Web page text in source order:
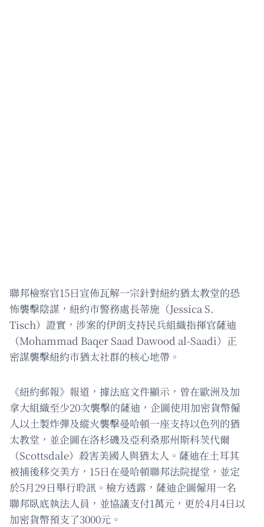
聯邦檢察官15日宣佈瓦解一宗針對紐約猶太教堂的恐
怖襲擊陰謀，紐約市警務處長蒂施（Jessica S.
Tisch）證實，涉案的伊朗支持民兵組織指揮官薩迪
（Mohammad Baqer Saad Dawood al-Saadi）正
密謀襲擊紐約市猶太社群的核心地帶。
《紐約郵報》報道，據法庭文件顯示，曾在歐洲及加
拿大組織至少20次襲擊的薩迪，企圖使用加密貨幣僱
人以土製炸彈及縱火襲擊曼哈頓一座支持以色列的猶
太教堂，並企圖在洛杉磯及亞利桑那州斯科茨代爾
（Scottsdale）殺害美國人與猶太人。薩迪在土耳其
被捕後移交美方，15日在曼哈頓聯邦法院提堂，並定
於5月29日舉行聆訊。檢方透露，薩迪企圖僱用一名
聯邦臥底執法人員，並協議支付1萬元，更於4月4日以
加密貨幣預支了3000元。